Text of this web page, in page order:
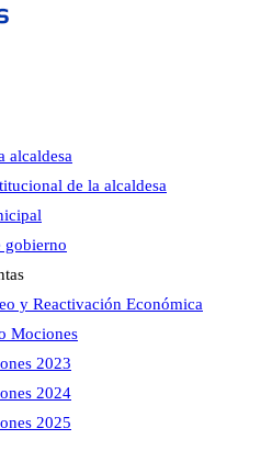
alcaldesa
de la alcaldesa
gobierno
y Reactivación Económica
Mociones
2023
2024
2025